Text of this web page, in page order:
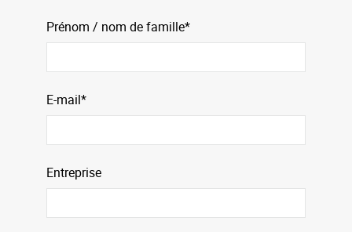
Prénom / nom de famille*
E-mail*
Entreprise